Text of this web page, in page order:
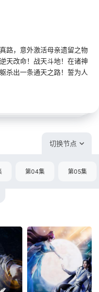
路，意外激活母亲遗留之物
天改命！战天斗地！在诸神
杀出一条通天之路！誓为人
切换节点
第04集 第05集